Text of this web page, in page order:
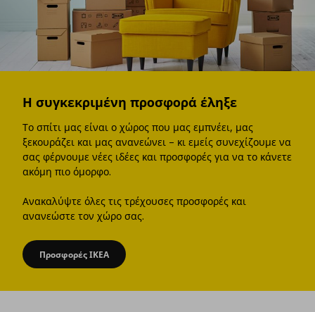
Η συγκεκριμένη προσφορά έληξε
Το σπίτι μας είναι ο χώρος που μας εμπνέει, μας
ξεκουράζει και μας ανανεώνει – κι εμείς συνεχίζουμε να
σας φέρνουμε νέες ιδέες και προσφορές για να το κάνετε
ακόμη πιο όμορφο.
Ανακαλύψτε όλες τις τρέχουσες προσφορές και
ανανεώστε τον χώρο σας.
Προσφορές ΙΚΕΑ